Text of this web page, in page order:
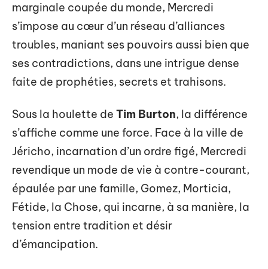
marginale coupée du monde, Mercredi
s’impose au cœur d’un réseau d’alliances
troubles, maniant ses pouvoirs aussi bien que
ses contradictions, dans une intrigue dense
faite de prophéties, secrets et trahisons.
Sous la houlette de Tim Burton, la différence
s’affiche comme une force. Face à la ville de
Jéricho, incarnation d’un ordre figé, Mercredi
revendique un mode de vie à contre-courant,
épaulée par une famille, Gomez, Morticia,
Fétide, la Chose, qui incarne, à sa manière, la
tension entre tradition et désir
d’émancipation.